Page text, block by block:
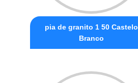
pia de granito 1 50 Castelo
Branco